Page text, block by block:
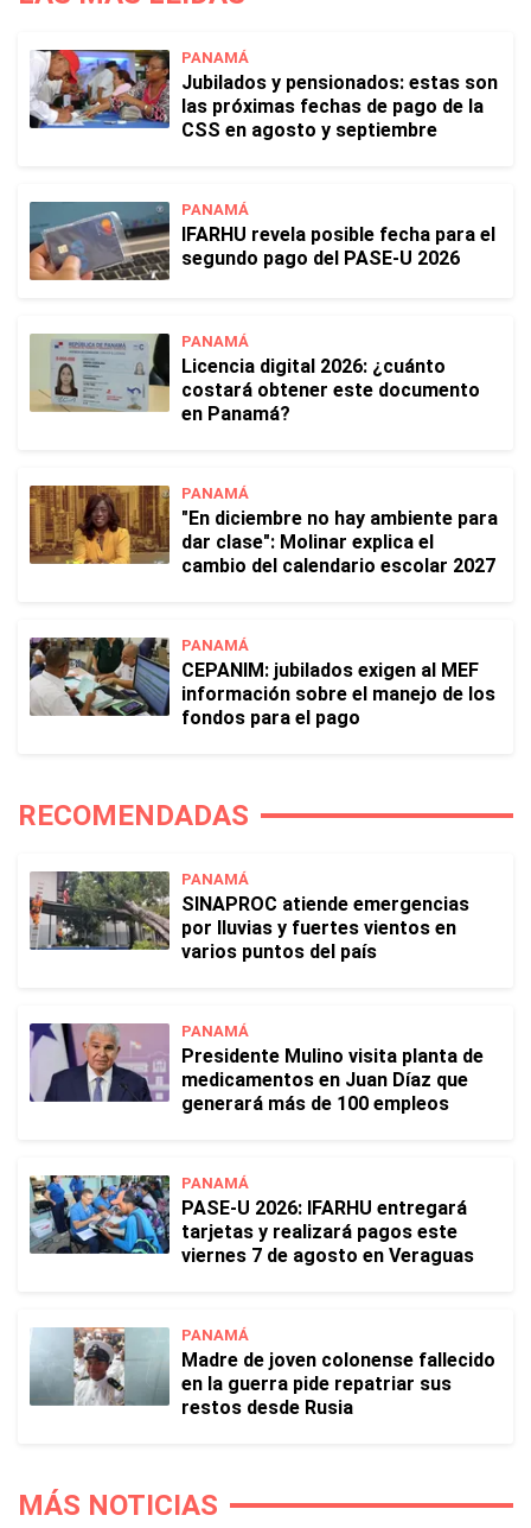
PANAMÁ
Jubilados y pensionados: estas son
las próximas fechas de pago de la
CSS en agosto y septiembre
PANAMÁ
IFARHU revela posible fecha para el
segundo pago del PASE-U 2026
PANAMÁ
Licencia digital 2026: ¿cuánto
costará obtener este documento
en Panamá?
PANAMÁ
"En diciembre no hay ambiente para
dar clase": Molinar explica el
cambio del calendario escolar 2027
PANAMÁ
CEPANIM: jubilados exigen al MEF
información sobre el manejo de los
fondos para el pago
RECOMENDADAS
PANAMÁ
SINAPROC atiende emergencias
por lluvias y fuertes vientos en
varios puntos del país
PANAMÁ
Presidente Mulino visita planta de
medicamentos en Juan Díaz que
generará más de 100 empleos
PANAMÁ
PASE-U 2026: IFARHU entregará
tarjetas y realizará pagos este
viernes 7 de agosto en Veraguas
PANAMÁ
Madre de joven colonense fallecido
en la guerra pide repatriar sus
restos desde Rusia
MÁS NOTICIAS